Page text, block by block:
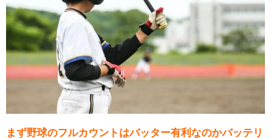
まず野球のフルカウントはバッター有利なのかバッテリ